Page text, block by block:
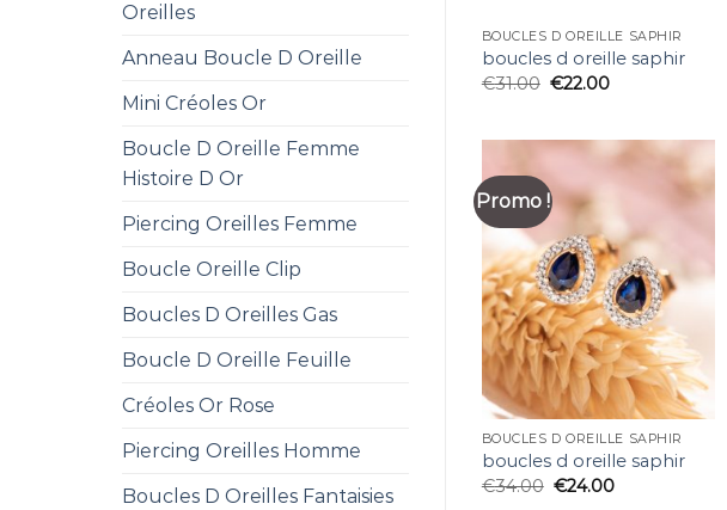
Oreilles
Anneau Boucle D Oreille
Mini Créoles Or
Boucle D Oreille Femme
Histoire D Or
Piercing Oreilles Femme
Boucle Oreille Clip
Boucles D Oreilles Gas
Boucle D Oreille Feuille
Créoles Or Rose
Piercing Oreilles Homme
Boucles D Oreilles Fantaisies
BOUCLES D OREILLE SAPHIR
boucles d oreille saphir
€31.00 €22.00
Promo !
BOUCLES D OREILLE SAPHIR
boucles d oreille saphir
€34.00 €24.00